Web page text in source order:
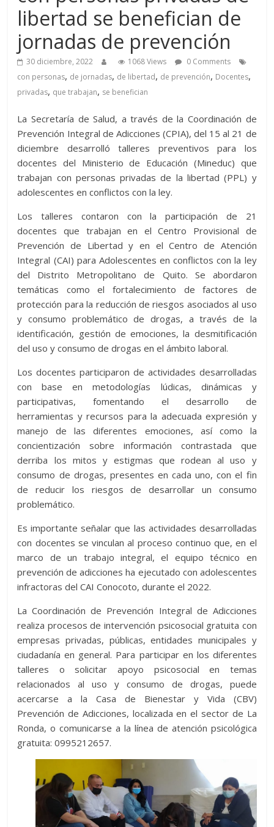
libertad se benefician de
jornadas de prevención
30 diciembre, 2022 1068 Views
0 Comments
con personas, de jornadas, de libertad, de prevención, Docentes,
privadas, que trabajan, se benefician
La Secretaría de Salud, a través de la Coordinación de
Prevención Integral de Adicciones (CPIA), del 15 al 21 de
diciembre desarrolló talleres preventivos para los
docentes del Ministerio de Educación (Mineduc) que
trabajan con personas privadas de la libertad (PPL) y
adolescentes en conflictos con la ley.
Los talleres contaron con la participación de 21
docentes que trabajan en el Centro Provisional de
Prevención de Libertad y en el Centro de Atención
Integral (CAI) para Adolescentes en conflictos con la ley
del Distrito Metropolitano de Quito. Se abordaron
temáticas como el fortalecimiento de factores de
protección para la reducción de riesgos asociados al uso
y consumo problemático de drogas, a través de la
identificación, gestión de emociones, la desmitificación
del uso y consumo de drogas en el ámbito laboral.
Los docentes participaron de actividades desarrolladas
con base en metodologías lúdicas, dinámicas y
participativas, fomentando el desarrollo de
herramientas y recursos para la adecuada expresión y
manejo de las diferentes emociones, así como la
concientización sobre información contrastada que
derriba los mitos y estigmas que rodean al uso y
consumo de drogas, presentes en cada uno, con el fin
de reducir los riesgos de desarrollar un consumo
problemático.
Es importante señalar que las actividades desarrolladas
con docentes se vinculan al proceso continuo que, en el
marco de un trabajo integral, el equipo técnico en
prevención de adicciones ha ejecutado con adolescentes
infractoras del CAI Conocoto, durante el 2022.
La Coordinación de Prevención Integral de Adicciones
realiza procesos de intervención psicosocial gratuita con
empresas privadas, públicas, entidades municipales y
ciudadanía en general. Para participar en los diferentes
talleres o solicitar apoyo psicosocial en temas
relacionados al uso y consumo de drogas, puede
acercarse a la Casa de Bienestar y Vida (CBV)
Prevención de Adicciones, localizada en el sector de La
Ronda, o comunicarse a la línea de atención psicológica
gratuita: 0995212657.